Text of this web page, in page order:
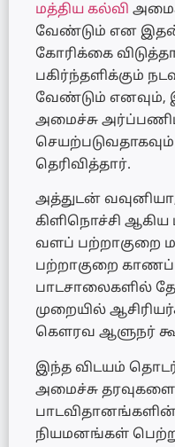
மத்திய கல்வி
வேண்டும் என
கோரிக்கை
பகிர்ந்தளிக்கும்
வேண்டும் எனவும்,
அமைச்சு
தெரிவித்தார்.
அத்துடன்
கிளிநொச்சி
வளப் பற்றாகுறை
பற்றாகுறை
பாடசாலைகளில்
முறையில்
கௌரவ ஆளுநர்
இந்த விடயம்
அமைச்சு தரவுகளை
நியமனங்கள்